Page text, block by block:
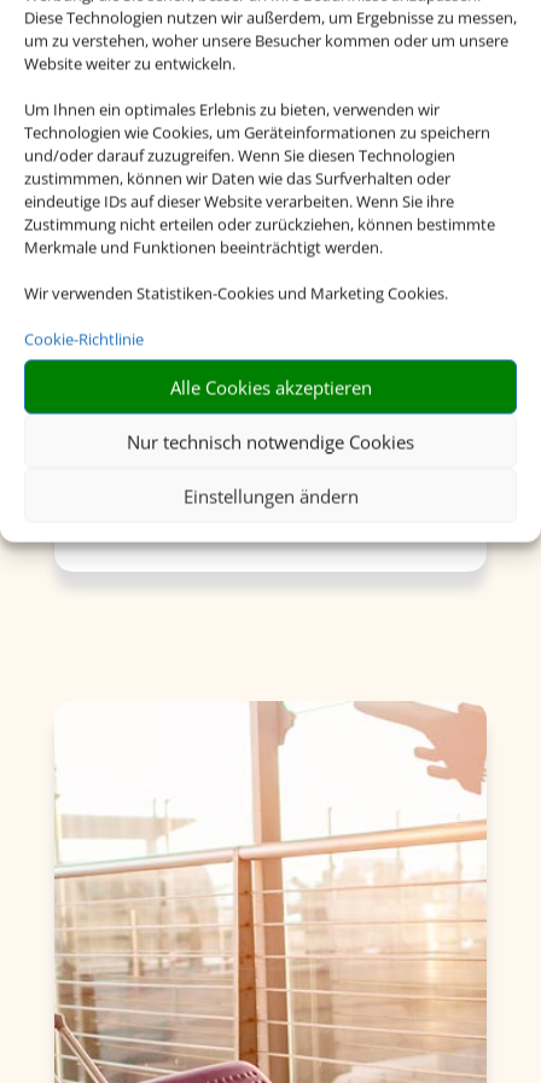
Diese Technologien nutzen wir außerdem, um Ergebnisse zu messen,
um zu verstehen, woher unsere Besucher kommen oder um unsere
Website weiter zu entwickeln.
Um Ihnen ein optimales Erlebnis zu bieten, verwenden wir
Technologien wie Cookies, um Geräteinformationen zu speichern
und/oder darauf zuzugreifen. Wenn Sie diesen Technologien
zustimmmen, können wir Daten wie das Surfverhalten oder
eindeutige IDs auf dieser Website verarbeiten. Wenn Sie ihre
Zustimmung nicht erteilen oder zurückziehen, können bestimmte
Merkmale und Funktionen beeinträchtigt werden.
Wir verwenden Statistiken-Cookies und Marketing Cookies.
Cookie-Richtlinie
Alle Cookies akzeptieren
Nur technisch notwendige Cookies
Einstellungen ändern
Charterflug